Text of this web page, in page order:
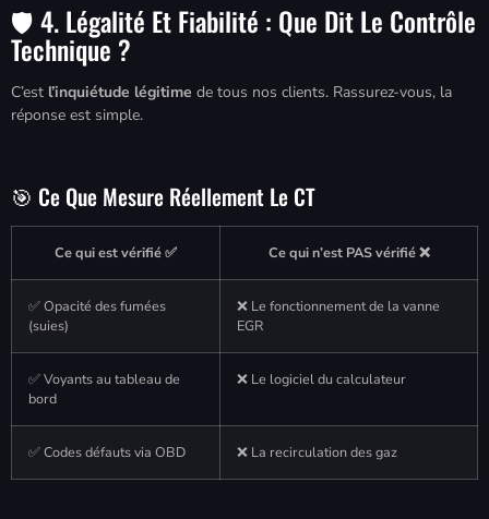
🛡️ 4. Légalité Et Fiabilité : Que Dit Le Contrôle
Technique ?
C’est l’inquiétude légitime de tous nos clients. Rassurez-vous, la
réponse est simple.
🎯 Ce Que Mesure Réellement Le CT
Ce qui est vérifié ✅ Ce qui n’est PAS vérifié ❌
✅ Opacité des fumées
(suies)
❌ Le fonctionnement de la vanne
EGR
✅ Voyants au tableau de
bord
❌ Le logiciel du calculateur
✅ Codes défauts via OBD ❌ La recirculation des gaz